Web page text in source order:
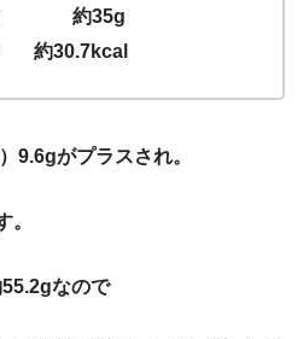
ン 約35g
約30.7kcal
9.6gがプラスされ。
。
なので